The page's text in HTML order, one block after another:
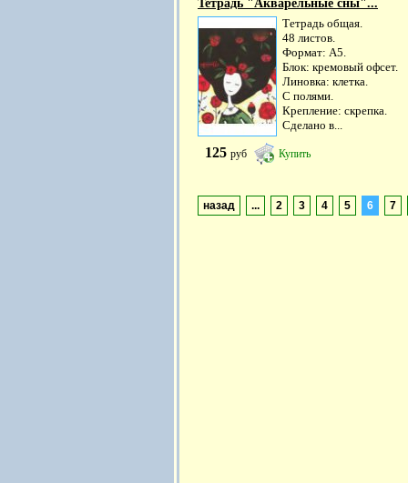
Тетрадь "Акварельные сны"...
Тетрадь общая.
48 листов.
Формат: А5.
Блок: кремовый офсет.
Линовка: клетка.
С полями.
Крепление: скрепка.
Сделано в...
125 руб Купить
назад ... 2 3 4 5 6 7